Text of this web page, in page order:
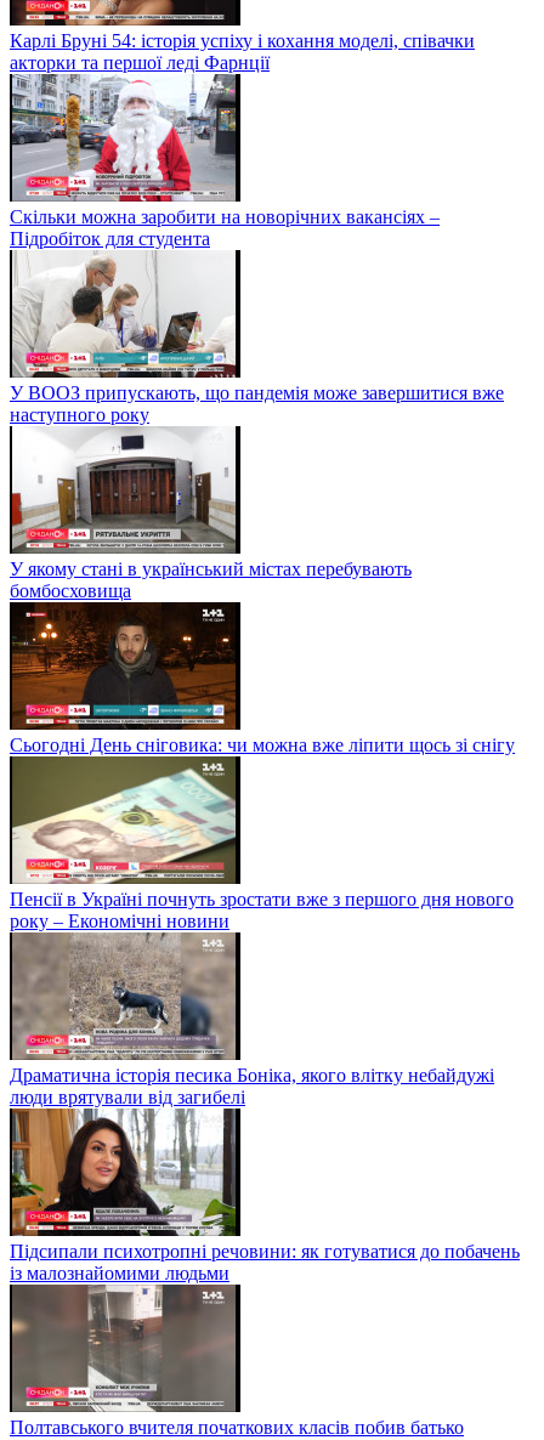
Карлі Бруні 54: історія успіху і кохання моделі, співачки
акторки та першої леді Фарнції
Скільки можна заробити на новорічних вакансіях –
Підробіток для студента
У ВООЗ припускають, що пандемія може завершитися вже
наступного року
У якому стані в український містах перебувають
бомбосховища
Сьогодні День сніговика: чи можна вже ліпити щось зі снігу
Пенсії в Україні почнуть зростати вже з першого дня нового
року – Економічні новини
Драматична історія песика Боніка, якого влітку небайдужі
люди врятували від загибелі
Підсипали психотропні речовини: як готуватися до побачень
із малознайомими людьми
Полтавського вчителя початкових класів побив батько